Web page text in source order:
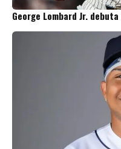
George Lombard Jr.